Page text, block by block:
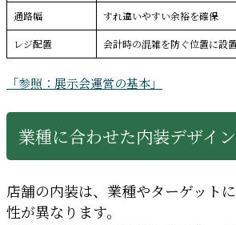
通路幅 すれ違いやすい余裕を確保
レジ配置 会計時の混雑を防ぐ位置に設
「参照：展示会運営の基本」
業種に合わせた内装デザイ
店舗の内装は、業種やターゲット
性が異なります。